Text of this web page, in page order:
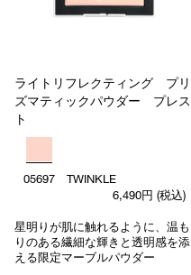
ライトリフレクティング プリ
ズマティックパウダー プレス
ト
05697 TWINKLE
6,490円 (税込)
星明りが肌に触れるように、温も
りのある繊細な輝きと透明感を添
える限定マーブルパウダー